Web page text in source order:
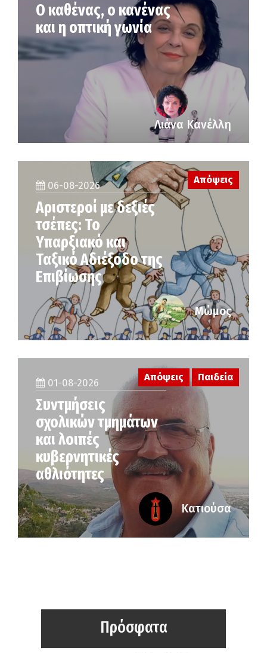
Ο καθένας, ο κανένας
και η οπτική γωνία
Λιάνα Κανέλλη
06-08-2026
Αριστεροί με δεξιές
τσέπες: Το
Υπαρξιακό και
Ταξικό Αδιέξοδο της
Επιβίωσης
Απόψεις
Μώμος
01-08-2026
Συντμήσεις
σχολικών τμημάτων
και λοιπές
κυβερνητικές
αθλιότητες
Απόψεις Παιδεία
Κατιούσα
Πρόσφατα